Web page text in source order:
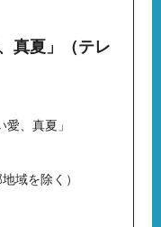
真夏」（テレ
、真夏」
域を除く）